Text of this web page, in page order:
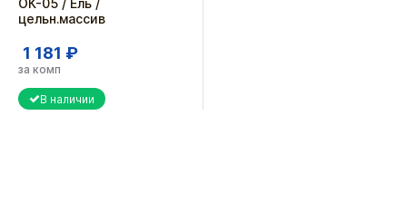
ОК-05 / Ель /
цельн.массив
1 181 ₽
за комп
В наличии